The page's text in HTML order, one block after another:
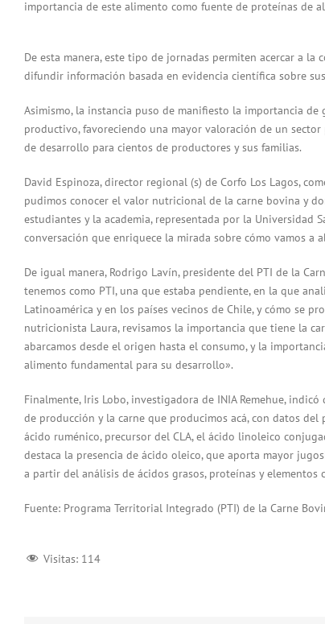
importancia de este alimento como fuente de proteínas de
De esta manera, este tipo de jornadas permiten acercar a
difundir información basada en evidencia científica sobre
Asimismo, la instancia puso de manifiesto la importancia
productivo, favoreciendo una mayor valoración de un
de desarrollo para cientos de productores y sus familias.
David Espinoza, director regional (s) de Corfo Los Lagos,
pudimos conocer el valor nutricional de la carne bovina y
estudiantes y la academia, representada por la Universidad
conversación que enriquece la mirada sobre cómo vamos a
De igual manera, Rodrigo Lavín, presidente del PTI de la
tenemos como PTI, una que estaba pendiente, en la que
Latinoamérica y en los países vecinos de Chile, y cómo se
nutricionista Laura, revisamos la importancia que tiene la
abarcamos desde el origen hasta el consumo, y la
alimento fundamental para su desarrollo».
Finalmente, Iris Lobo, investigadora de INIA Remehue,
de producción y la carne que producimos acá, con datos
ácido ruménico, precursor del CLA, el ácido linoleico
destaca la presencia de ácido oleico, que aporta mayor
a partir del análisis de ácidos grasos, proteínas y elementos
Fuente: Programa Territorial Integrado (PTI) de la Carne
Visitas: 114